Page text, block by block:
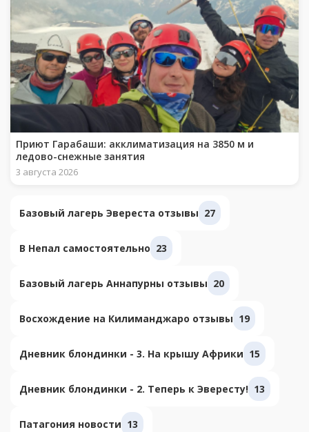
Приют Гарабаши: акклиматизация на 3850 м и
ледово-снежные занятия
3 августа 2026
Базовый лагерь Эвереста отзывы 27
В Непал самостоятельно 23
Базовый лагерь Аннапурны отзывы 20
Восхождение на Килиманджаро отзывы 19
Дневник блондинки - 3. На крышу Африки 15
Дневник блондинки - 2. Теперь к Эвересту! 13
Патагония новости 13